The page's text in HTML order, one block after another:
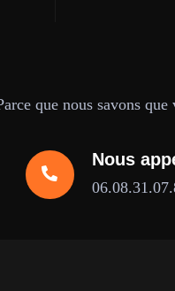
que nous savons
Nous